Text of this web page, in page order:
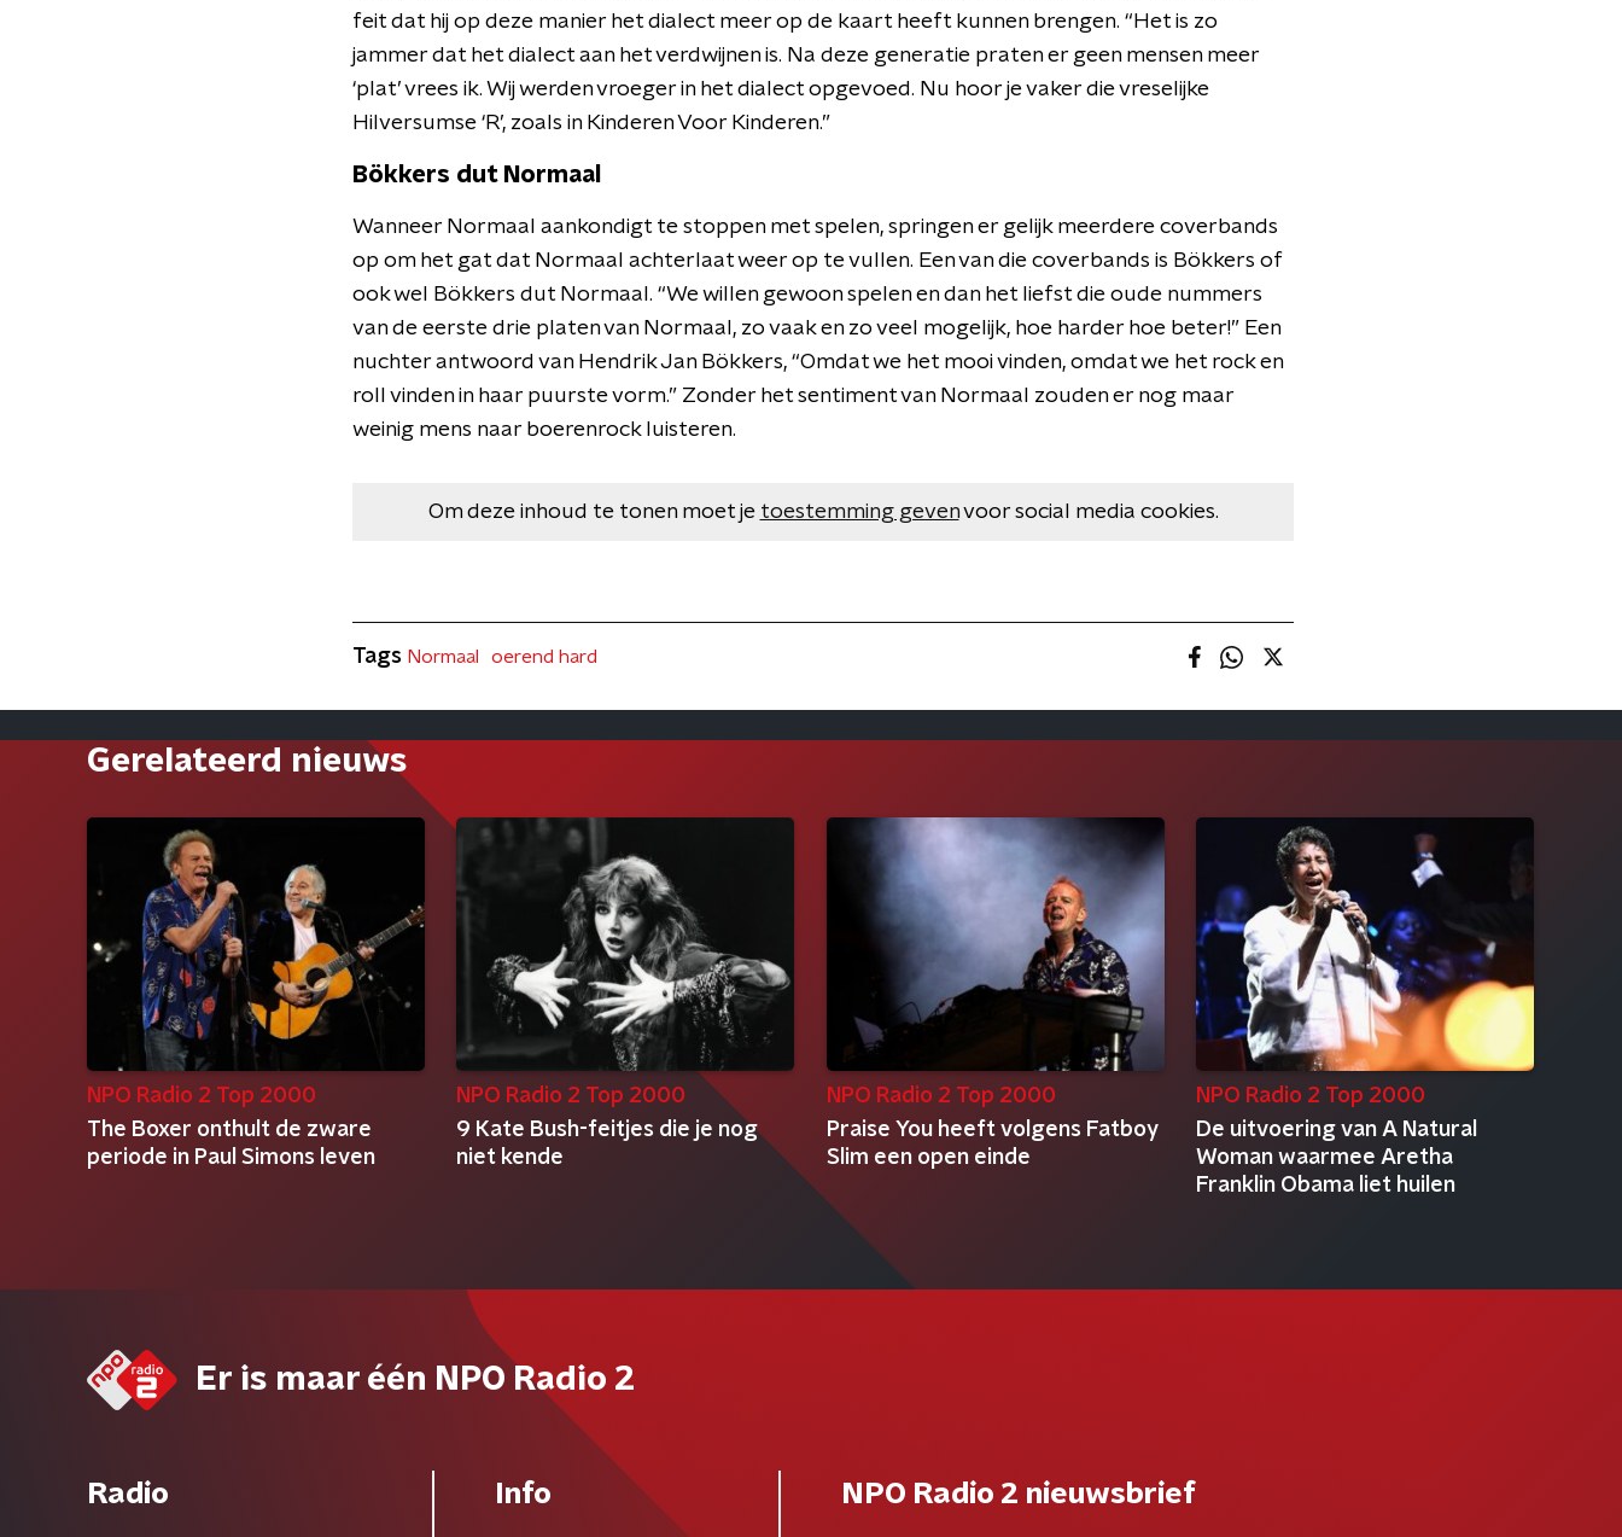
feit dat hij op deze manier het dialect meer op de kaart heeft kunnen brengen. “Het is zo
jammer dat het dialect aan het verdwijnen is. Na deze generatie praten er geen mensen meer
‘plat’ vrees ik. Wij werden vroeger in het dialect opgevoed. Nu hoor je vaker die vreselijke
Hilversumse ‘R’, zoals in Kinderen Voor Kinderen.”
Bökkers dut Normaal
Wanneer Normaal aankondigt te stoppen met spelen, springen er gelijk meerdere coverbands
op om het gat dat Normaal achterlaat weer op te vullen. Een van die coverbands is Bökkers of
ook wel Bökkers dut Normaal. “We willen gewoon spelen en dan het liefst die oude nummers
van de eerste drie platen van Normaal, zo vaak en zo veel mogelijk, hoe harder hoe beter!” Een
nuchter antwoord van Hendrik Jan Bökkers, “Omdat we het mooi vinden, omdat we het rock en
roll vinden in haar puurste vorm.” Zonder het sentiment van Normaal zouden er nog maar
weinig mens naar boerenrock luisteren.
Om deze inhoud te tonen moet je toestemming gevenvoor social media cookies.
Tags Normaal oerend hard
Gerelateerd nieuws
NPO Radio 2 Top 2000
The Boxer onthult de zware
periode in Paul Simons leven
NPO Radio 2 Top 2000
9 Kate Bush-feitjes die je nog
niet kende
NPO Radio 2 Top 2000
Praise You heeft volgens Fatboy
Slim een open einde
NPO Radio 2 Top 2000
De uitvoering van A Natural
Woman waarmee Aretha
Franklin Obama liet huilen
Er is maar één NPO Radio 2
Radio Info NPO Radio 2 nieuwsbrief